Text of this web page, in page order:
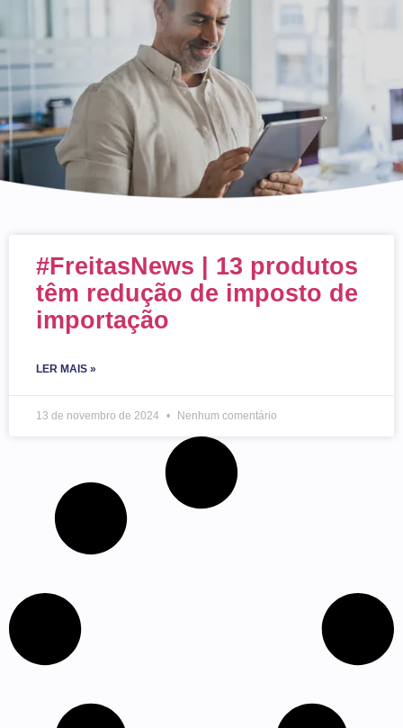
#FreitasNews | 13 produtos
têm redução de imposto de
importação
LER MAIS »
13 de novembro de 2024 Nenhum comentário